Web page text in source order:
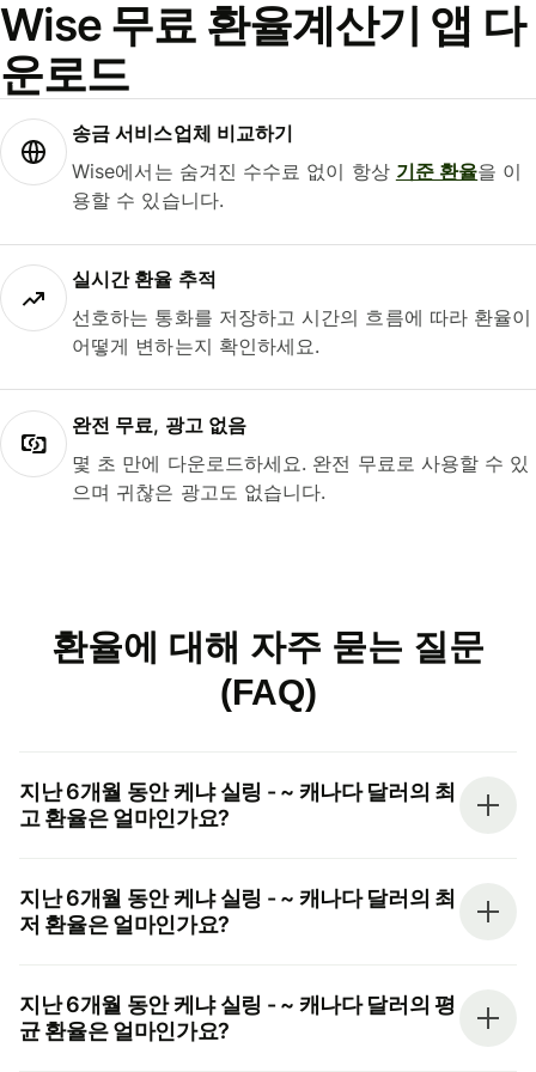
Wise 무료 환율계산기 앱 다
운로드
송금 서비스업체 비교하기
Wise에서는 숨겨진 수수료 없이 항상 기준 환율을 이
용할 수 있습니다.
실시간 환율 추적
선호하는 통화를 저장하고 시간의 흐름에 따라 환율이
어떻게 변하는지 확인하세요.
완전 무료, 광고 없음
몇 초 만에 다운로드하세요. 완전 무료로 사용할 수 있
으며 귀찮은 광고도 없습니다.
환율에 대해 자주 묻는 질문
(FAQ)
지난 6개월 동안 케냐 실링 - ~ 캐나다 달러의 최
고 환율은 얼마인가요?
지난 6개월 동안 케냐 실링 - ~ 캐나다 달러의 최
저 환율은 얼마인가요?
지난 6개월 동안 케냐 실링 - ~ 캐나다 달러의 평
균 환율은 얼마인가요?